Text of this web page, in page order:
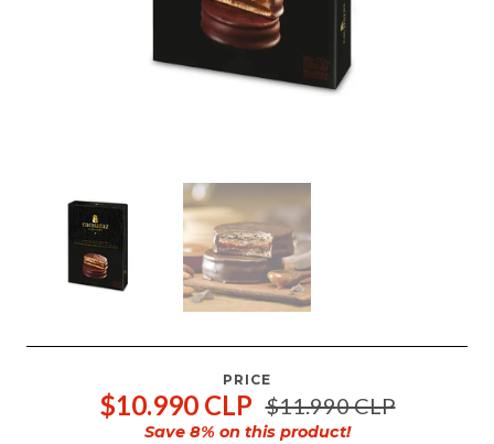
PRICE
$10.990 CLP $11.990 CLP
Save 8% on this product!